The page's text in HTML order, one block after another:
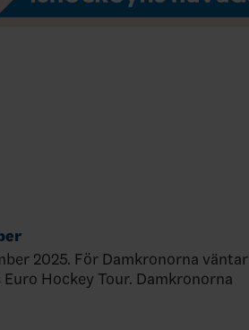
2025. För Damkronorna väntar
Hockey Tour. Damkronorna